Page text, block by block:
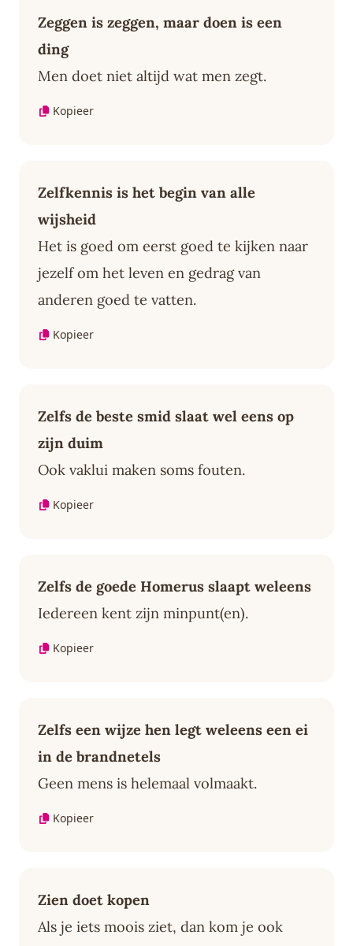
Zeggen is zeggen, maar doen is een
ding
Men doet niet altijd wat men zegt.
Kopieer
Zelfkennis is het begin van alle
wijsheid
Het is goed om eerst goed te kijken naar
jezelf om het leven en gedrag van
anderen goed te vatten.
Kopieer
Zelfs de beste smid slaat wel eens op
zijn duim
Ook vaklui maken soms fouten.
Kopieer
Zelfs de goede Homerus slaapt weleens
Iedereen kent zijn minpunt(en).
Kopieer
Zelfs een wijze hen legt weleens een ei
in de brandnetels
Geen mens is helemaal volmaakt.
Kopieer
Zien doet kopen
Als je iets moois ziet, dan kom je ook